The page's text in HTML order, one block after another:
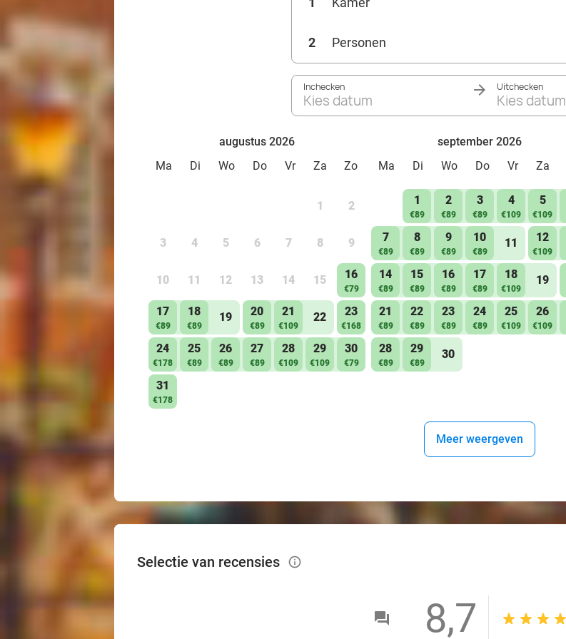
Eigen badkamer
Toilet op de gang
2 Personen
Inchecken
Kies datum
Uitchecken
Kies datum
augustus 2026
Ma
Di Wo Do Vr Za Zo
1 2
3 4 5 6 7 8 9
10 11 12 13 14 15 16
€79
17
€89
18
€89
19 20
€89
21
€109
22 23
€168
24
€178
25
€89
26
€89
27
€89
28
€109
29
€109
30
€79
31
€178
september 2026
Ma
Di Wo Do Vr Za
1
€89
2
€89
3
€89
4
€109
5
€109
7
€89
8
€89
9
€89
10
€89
11 12
€109
14
€89
15
€89
16
€89
17
€89
18
€109
19
21
€89
22
€89
23
€89
24
€89
25
€109
26
€109
28
€89
29
€89
30
Meer weergeven
Selectie van recensies info_outlined
8,7